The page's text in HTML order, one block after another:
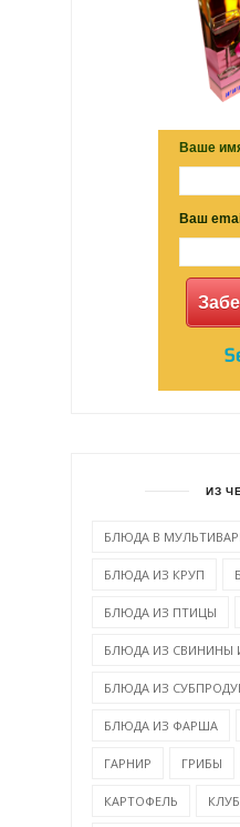
Ваше
Ваш
ИЗ
БЛЮДА В
БЛЮДА ИЗ КРУП
БЛЮДА ИЗ ПТИЦЫ
БЛЮДА ИЗ СВИНИНЫ
БЛЮДА ИЗ
БЛЮДА ИЗ ФАРША
ГАРНИР ГРИБЫ
КАРТОФЕЛЬ